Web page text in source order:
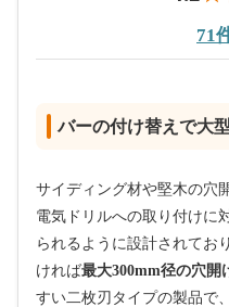
71
バーの付け替えで大
サイディング材や堅木の穴
電気ドリルへの取り付けに
られるように設計されてお
ければ最大300mm径の穴開
すい二枚刃タイプの製品で